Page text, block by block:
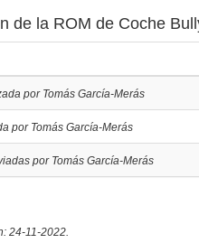
de la ROM de Coche
por Tomás García-Merás
por Tomás García-Merás
por Tomás García-Merás
24-11-2022.